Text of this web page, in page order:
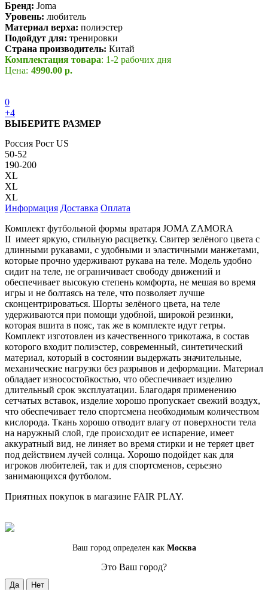
Бренд: Joma
Уровень: любитель
Материал верха: полиэстер
Подойдут для: тренировки
Страна производитель: Китай
Комплектация товара: 1-2 рабочих дня
Цена: 4990.00 р.
0
+4
ВЫБЕРИТЕ РАЗМЕР
Россия Рост US
50-52
190-200
XL
XL
XL
Информация Доставка Оплата
Комплект футбольной формы вратаря JOMA ZAMORA
II имеет яркую, стильную расцветку. Свитер зелёного цвета с
длинными рукавами, с удобными и эластичными манжетами,
которые прочно удерживают рукава на теле. Модель удобно
сидит на теле, не ограничивает свободу движений и
обеспечивает высокую степень комфорта, не мешая во время
игры и не болтаясь на теле, что позволяет лучше
сконцентрироваться. Шорты зелёного цвета, на теле
удерживаются при помощи удобной, широкой резинки,
которая вшита в пояс, так же в комплекте идут гетры.
Комплект изготовлен из качественного трикотажа, в состав
которого входит полиэстер, современный, синтетический
материал, который в состоянии выдержать значительные,
механические нагрузки без разрывов и деформации. Материал
обладает износостойкостью, что обеспечивает изделию
длительный срок эксплуатации. Благодаря применению
сетчатых вставок, изделие хорошо пропускает свежий воздух,
что обеспечивает тело спортсмена необходимым количеством
кислорода. Ткань хорошо отводит влагу от поверхности тела
на наружный слой, где происходит ее испарение, имеет
аккуратный вид, не линяет во время стирки и не теряет цвет
под действием лучей солнца. Хорошо подойдет как для
игроков любителей, так и для спортсменов, серьезно
занимающихся футболом.
Приятных покупок в магазине FAIR PLAY.
Ваш город определен как Москва
Это Ваш город?
Да Нет